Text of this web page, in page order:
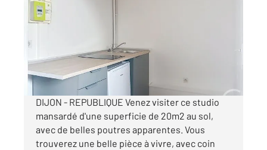
Ref : 48896
Appartement F1 à louer
350 €
par mois charges comprises
DIJON - REPUBLIQUE Venez visiter ce studio
mansardé d'une superficie de 20m2 au sol,
avec de belles poutres apparentes. Vous
trouverez une belle pièce à vivre, avec coin